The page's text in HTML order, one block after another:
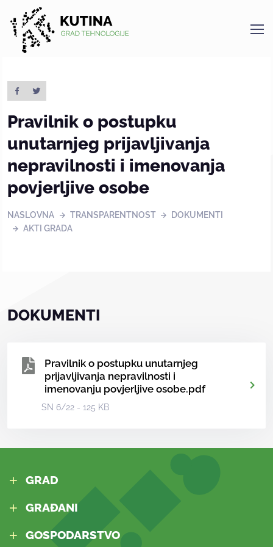
Kutina
Pravilnik o postupku
unutarnjeg prijavljivanja
nepravilnosti i imenovanja
povjerljive osobe
NASLOVNA TRANSPARENTNOST
DOKUMENTI
AKTI GRADA
DOKUMENTI
Pravilnik o postupku unutarnjeg
prijavljivanja nepravilnosti i
imenovanju povjerljive osobe.pdf
SN 6/22 - 125 KB
GRAD
GRAĐANI
GOSPODARSTVO